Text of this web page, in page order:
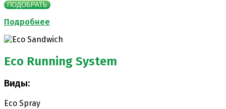
ПОДОБРАТЬ
Подробнее
Eco Running System
Виды:
Eco Spray